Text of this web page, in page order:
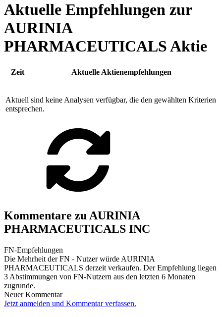
Aktuelle Empfehlungen zur
AURINIA
PHARMACEUTICALS Aktie
Zeit Aktuelle Aktienempfehlungen
Aktuell sind keine Analysen verfügbar, die den gewählten Kriterien
entsprechen.
Kommentare zu AURINIA
PHARMACEUTICALS INC
FN-Empfehlungen
Die Mehrheit der FN - Nutzer würde AURINIA
PHARMACEUTICALS derzeit verkaufen. Der Empfehlung liegen
3 Abstimmungen von FN-Nutzern aus den letzten 6 Monaten
zugrunde.
Neuer Kommentar
Jetzt anmelden und Kommentar verfassen.